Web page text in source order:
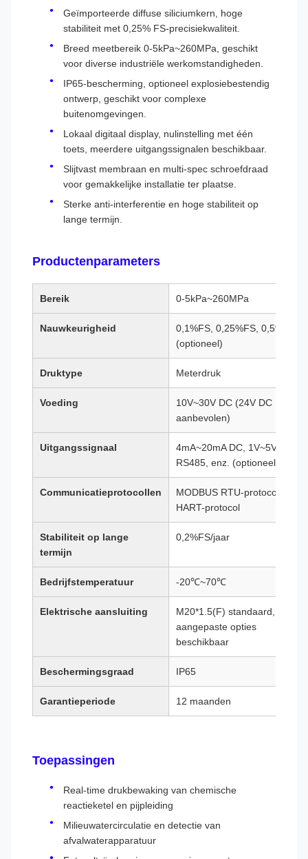
Geïmporteerde diffuse siliciumkern, hoge
stabiliteit met 0,25% FS-precisiekwaliteit.
Breed meetbereik 0-5kPa~260MPa, geschikt
voor diverse industriële werkomstandigheden.
IP65-bescherming, optioneel explosiebestendig
ontwerp, geschikt voor complexe
buitenomgevingen.
Lokaal digitaal display, nulinstelling met één
toets, meerdere uitgangssignalen beschikbaar.
Slijtvast membraan en multi-spec schroefdraad
voor gemakkelijke installatie ter plaatse.
Sterke anti-interferentie en hoge stabiliteit op
lange termijn.
Productenparameters
Bereik 0-5kPa~260MPa
Nauwkeurigheid
0,1%FS, 0,25%FS, 0,5%FS
(optioneel)
Druktype Meterdruk
Voeding
10V~30V DC (24V DC
aanbevolen)
Uitgangssignaal
4mA~20mA DC, 1V~5V DC,
RS485, enz. (optioneel)
Communicatieprotocollen
MODBUS RTU-protocol,
HART-protocol
Stabiliteit op lange
termijn
0,2%FS/jaar
Bedrijfstemperatuur -20℃~70℃
Elektrische aansluiting
M20*1.5(F) standaard,
aangepaste opties
beschikbaar
Beschermingsgraad IP65
Garantieperiode 12 maanden
Toepassingen
Real-time drukbewaking van chemische
reactieketel en pijpleiding
Milieuwatercirculatie en detectie van
afvalwaterapparatuur